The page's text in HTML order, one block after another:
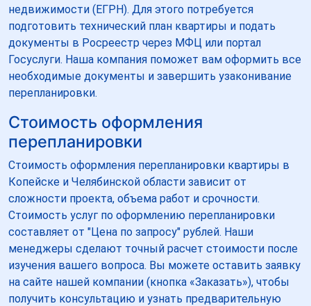
недвижимости (ЕГРН). Для этого потребуется
подготовить технический план квартиры и подать
документы в Росреестр через МФЦ или портал
Госуслуги. Наша компания поможет вам оформить все
необходимые документы и завершить узаконивание
перепланировки.
Стоимость оформления
перепланировки
Стоимость оформления перепланировки квартиры в
Копейске и Челябинской области зависит от
сложности проекта, объема работ и срочности.
Стоимость услуг по оформлению перепланировки
составляет от "Цена по запросу" рублей. Наши
менеджеры сделают точный расчет стоимости после
изучения вашего вопроса. Вы можете оставить заявку
на сайте нашей компании (кнопка «Заказать»), чтобы
получить консультацию и узнать предварительную